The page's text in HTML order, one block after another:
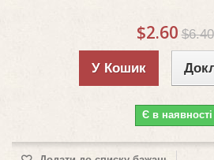
$2.60 $6.40
У Кошик
Є в наявності